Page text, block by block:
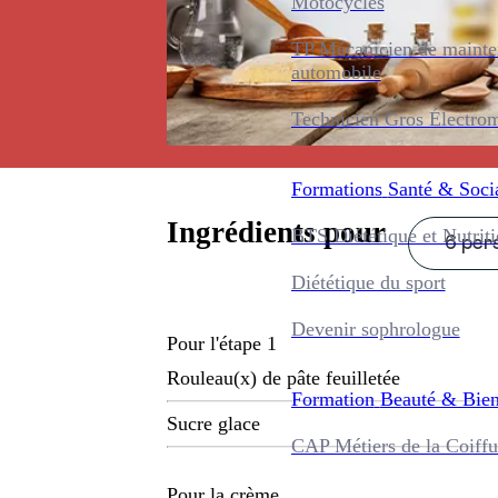
TP Mécanicien de
automobile
Technicien Gros
Formations Santé &
BTS Diététique et
Diététique du sport
Devenir sophrologue
Formation Beauté &
CAP Métiers de la
Ingrédients pour 6
Pour l'étape 1
Rouleau(x) de pâte feuilletée
Sucre glace